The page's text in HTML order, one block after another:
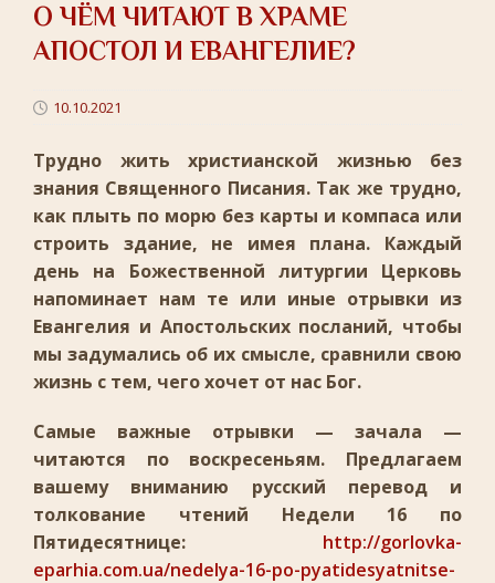
О ЧЁМ ЧИТАЮТ В ХРАМЕ
АПОСТОЛ И ЕВАНГЕЛИЕ?
10.10.2021
Трудно жить христианской жизнью без
знания Священного Писания. Так же трудно,
как плыть по морю без карты и компаса или
строить здание, не имея плана. Каждый
день на Божественной литургии Церковь
напоминает нам те или иные отрывки из
Евангелия и Апостольских посланий, чтобы
мы задумались об их смысле, сравнили свою
жизнь с тем, чего хочет от нас Бог.
Самые важные отрывки — зачала —
читаются по воскресеньям. Предлагаем
вашему вниманию русский перевод и
толкование чтений Недели 16 по
Пятидесятнице: http://gorlovka-
eparhia.com.ua/nedelya-16-po-pyatidesyatnitse-